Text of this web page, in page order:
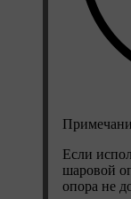
Если
шаровой
опора не